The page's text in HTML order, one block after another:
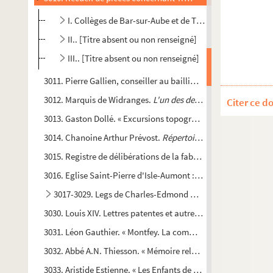
I. Collèges de Bar-sur-Aube et de Troyes
II.. [Titre absent ou non renseigné]
III.. [Titre absent ou non renseigné]
3011. Pierre Gallien, conseiller au bailliage de Troyes. «
3012. Marquis de Widranges. L'un des derniers forfaits de
3013. Gaston Dollé. « Excursions topographiques en Tunisie »
3014. Chanoine Arthur Prévost. Répertoire biographique du
3015. Registre de délibérations de la fabrique de Saint-
3016. Eglise Saint-Pierre d'Isle-Aumont : registre des bancs
3017-3029. Legs de Charles-Edmond Mitantier
3030. Louis XIV. Lettres patentes et autres pièces modifiant
3031. Léon Gauthier. « Montfey. La commune. Autrefois et
3032. Abbé A.N. Thiesson. « Mémoire relatif à la
3033. Aristide Estienne. « Les Enfants de l'Aube », et « Rimes de
Citer ce